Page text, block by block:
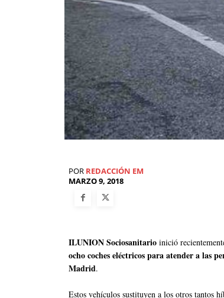
POR REDACCIÓN EM
MARZO 9, 2018
ILUNION Sociosanitario inició
ocho coches eléctricos para atender a las
Madrid.
Estos vehículos sustituyen a los otros tantos